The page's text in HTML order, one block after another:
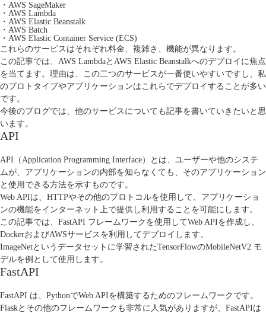
・AWS SageMaker
・AWS Lambda
・AWS Elastic Beanstalk
・AWS Batch
・AWS Elastic Container Service (ECS)
これらのサービスはそれぞれ料金、複雑さ、機能が異なります。
この記事では、 AWS Lambdaと AWS Elastic Beanstalkへのデプロイに焦点
を当てます。理由は、この二つのサービスが一番使いやすいですし、私
のプロトタイプやアプリケーションはこれらでデプロイすることが多い
です。
今後のブログでは、他のサービスについても記事を書いていきたいと思
います。
API
API（Application Programming Interface）とは、ユーザーや他のシステ
ムが、アプリケーションの内部を知らなくても、そのアプリケーション
と使用できる方法を示すものです。
Web APIは、HTTPやその他のプロトコルを使用して、アプリケーショ
ンの機能をインターネット上で提供し利用することを可能にします。
この記事では、 FastAPI フレームワークを使用してWeb APIを作成し、
DockerおよびAWSサービスを利用してデプロイします。
ImageNetというデータセットに学習されたTensorFlowのMobileNetV2 モ
デルを例として使用します。
FastAPI
FastAPI は、PythonでWeb APIを構築するためのフレームワークです。
Flaskとその他のフレームワークも非常に人気がありますが、FastAPIは